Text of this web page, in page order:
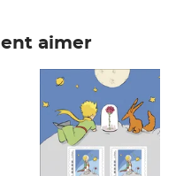
aimer
Prix 6,25€ HT